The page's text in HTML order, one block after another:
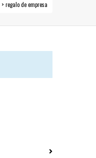
> regalo de empresa